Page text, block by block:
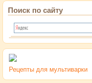
Поиск по сайту
Рецепты для мультиварки